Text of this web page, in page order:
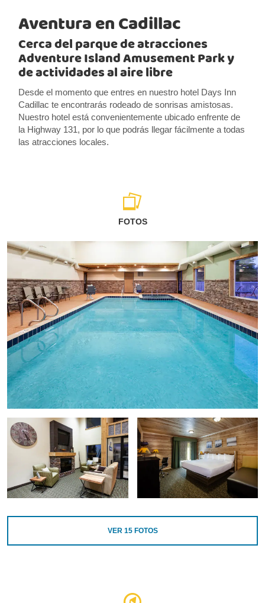
Aventura en Cadillac
Cerca del parque de atracciones
Adventure Island Amusement Park y
de actividades al aire libre
Desde el momento que entres en nuestro hotel Days Inn
Cadillac te encontrarás rodeado de sonrisas amistosas.
Nuestro hotel está convenientemente ubicado enfrente de
la Highway 131, por lo que podrás llegar fácilmente a todas
las atracciones locales.
FOTOS
VER 15FOTOS